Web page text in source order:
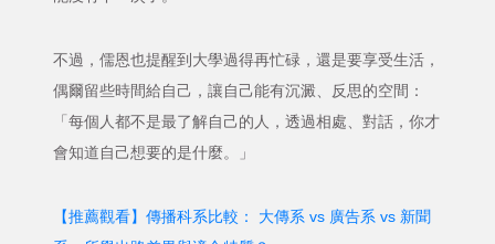
不過，儒恩也提醒到大學過得再忙碌，還是要享受生活，
偶爾留些時間給自己，讓自己能有沉澱、反思的空間：
「每個人都不是最了解自己的人，透過相處、對話，你才
會知道自己想要的是什麼。」
【推薦觀看】傳播科系比較： 大傳系 vs 廣告系 vs 新聞